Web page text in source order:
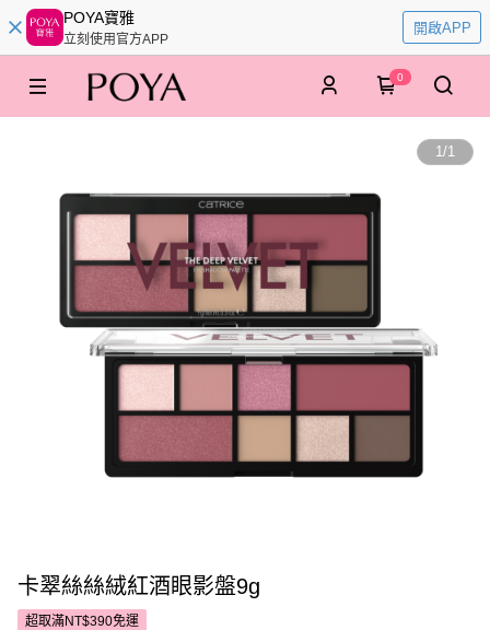
POYA寶雅
立刻使用官方APP
開啟APP
0
1/1
卡翠絲絲絨紅酒眼影盤9g
超取滿NT$390免運